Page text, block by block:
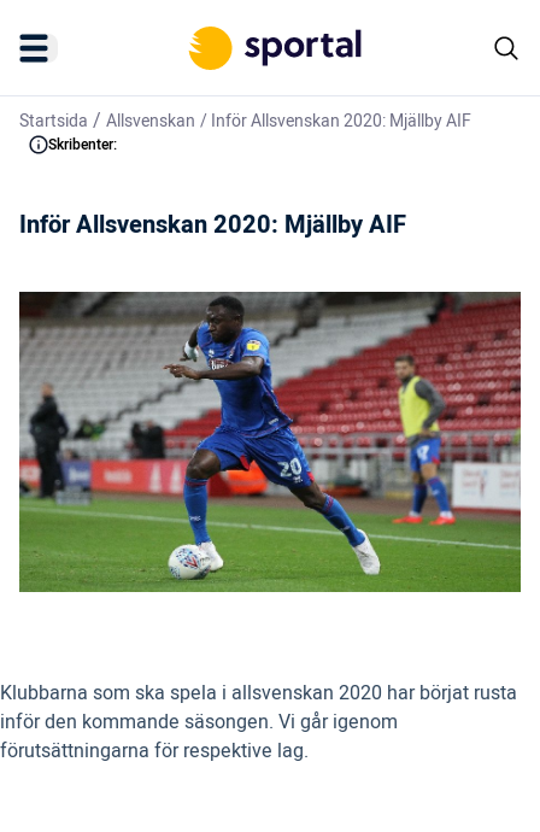
Startsida / Allsvenskan /Inför Allsvenskan 2020: Mjällby AIF
Skribenter:
Inför Allsvenskan 2020: Mjällby AIF
Klubbarna som ska spela i allsvenskan 2020 har börjat rusta
inför den kommande säsongen. Vi går igenom
förutsättningarna för respektive lag.